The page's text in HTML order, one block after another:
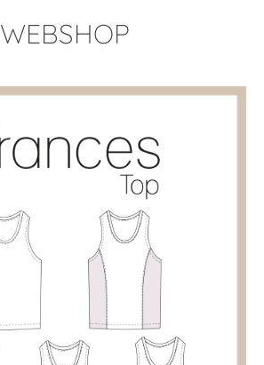
WEBSHOP